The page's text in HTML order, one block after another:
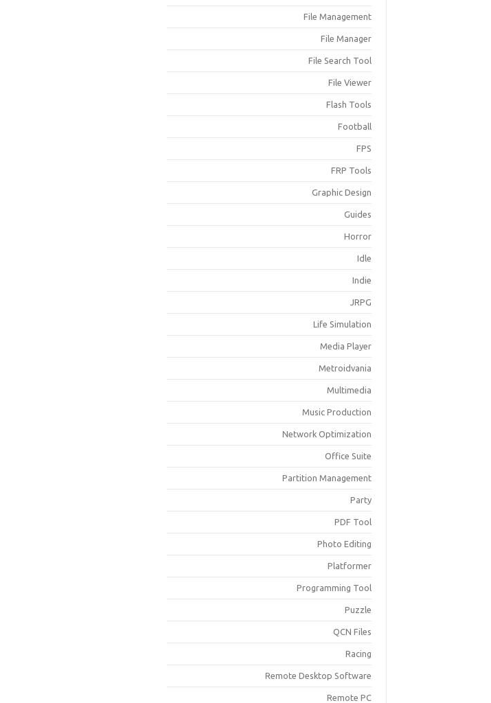
File Management
File Manager
File Search Tool
File Viewer
Flash Tools
Football
FPS
FRP Tools
Graphic Design
Guides
Horror
Idle
Indie
JRPG
Life Simulation
Media Player
Metroidvania
Multimedia
Music Production
Network Optimization
Office Suite
Partition Management
Party
PDF Tool
Photo Editing
Platformer
Programming Tool
Puzzle
QCN Files
Racing
Remote Desktop Software
Remote PC